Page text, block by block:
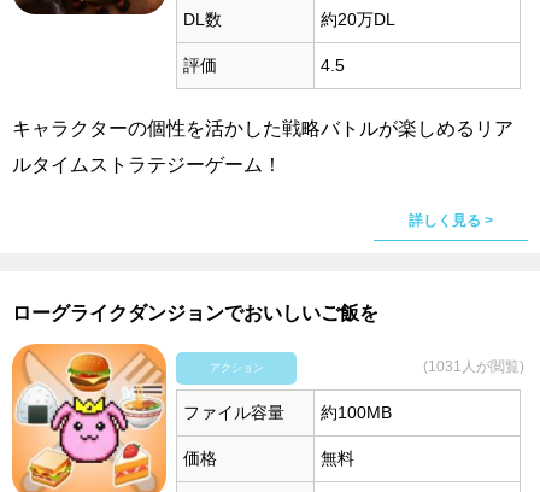
DL数 約20万DL
評価 4.5
キャラクターの個性を活かした戦略バトルが楽しめるリア
ルタイムストラテジーゲーム！
詳しく見る >
ローグライクダンジョンでおいしいご飯を
アクション (1031人が閲覧)
ファイル容量 約100MB
価格 無料